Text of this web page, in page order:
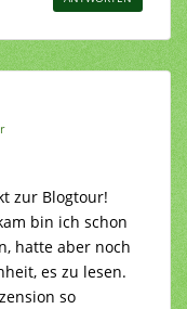
zur Blogtour!
bin ich schon
hatte aber noch
es zu lesen.
so